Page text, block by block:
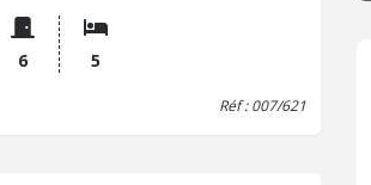
envisageables avec emprise
commerce, immeuble...
6 5
Réf : 007/621